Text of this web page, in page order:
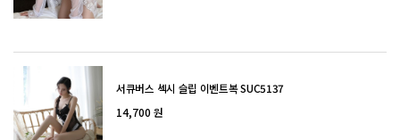
서큐버스 섹시 슬립 이벤트복 SUC5137
14,700 원